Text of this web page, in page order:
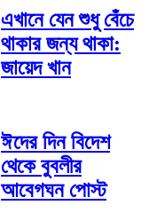
এখানে যেন শুধু বেঁচে
থাকার জন্য থাকা:
জায়েদ খান
ঈদের দিন বিদেশ
থেকে বুবলীর
আবেগঘন পোস্ট